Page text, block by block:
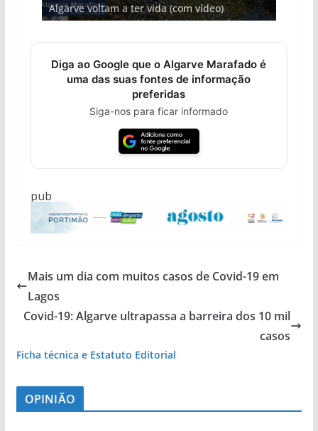
Algarve voltam a ter vida (com vídeo)
arribas em risco no Algarve (com vídeo)
entre redes e fábricas
gastronómica nasce no Algarve
hotéis (com vídeo)
Diga ao Google que o Algarve Marafado é
uma das suas fontes de informação
preferidas
Siga-nos para ficar informado
pub
Mais um dia com muitos casos de Covid-19 em
Lagos
Covid-19: Algarve ultrapassa a barreira dos 10 mil
casos
Ficha técnica e Estatuto Editorial
OPINIÃO